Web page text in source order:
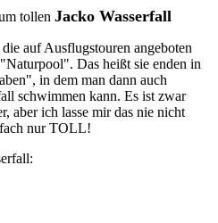
tollen Jacko Wasserfall
auf Ausflugstouren angeboten
Das heißt sie enden in
in dem man dann auch
schwimmen kann. Es ist zwar
aber ich lasse mir das nie nicht
nur TOLL!